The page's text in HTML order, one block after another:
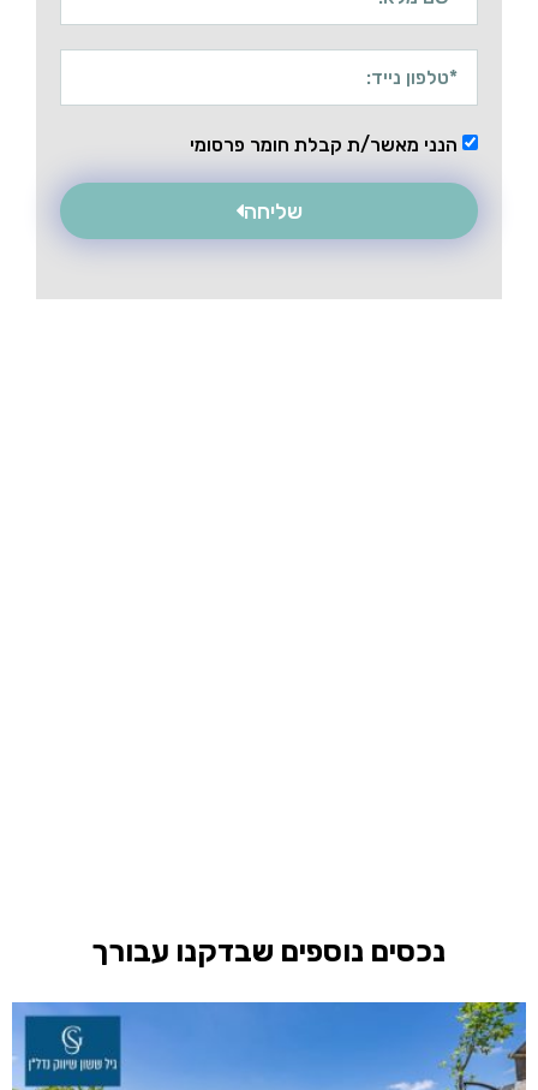
הנני מאשר/ת קבלת חומר פרסומי
נכסים נוספים שבדקנו עבורך